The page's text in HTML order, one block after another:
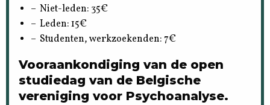
– Niet-leden: 35€
– Leden: 15€
– Studenten, werkzoekenden: 7€
Vooraankondiging van de open
studiedag van de Belgische
vereniging voor Psychoanalyse.